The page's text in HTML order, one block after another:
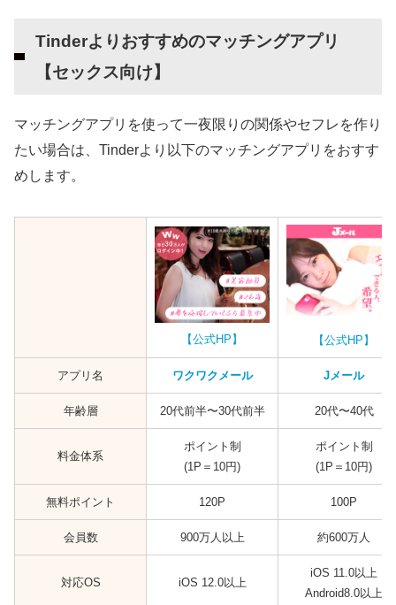
Tinderよりおすすめのマッチングアプリ
【セックス向け】
マッチングアプリを使って一夜限りの関係やセフレを作り
たい場合は、Tinderより以下のマッチングアプリをおすす
めします。
【公式HP】 【公式HP】
アプリ名 ワクワクメール Jメール
年齢層 20代前半〜30代前半 20代〜40代
料金体系
ポイント制
(1P＝10円)
ポイント制
(1P＝10円)
無料ポイント 120P 100P
会員数 900万人以上 約600万人
対応OS iOS 12.0以上
iOS 11.0以上
Android8.0以上